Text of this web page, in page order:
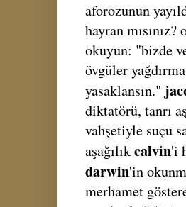
aforozunun
hayran
okuyun: "bizde
övgüler
yasaklansın."
diktatörü, tanrı
vahşetiyle suçu
aşağılıkcalvin'i
darwin'in
merhamet